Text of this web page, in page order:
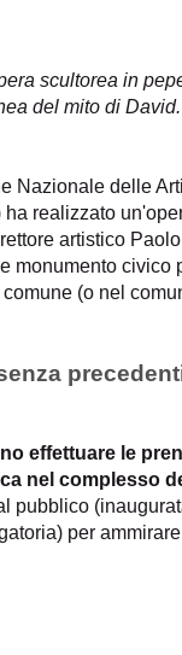
scultorea in
del mito di
Nazionale delle
realizzato
artistico
monumento
(o nel
effettuare le
nel complesso
pubblico
per